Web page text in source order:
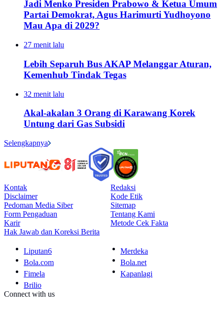
Jadi Menko Presiden Prabowo & Ketua Umum
Partai Demokrat, Agus Harimurti Yudhoyono
Mau Apa di 2029?
27 menit lalu
Lebih Separuh Bus AKAP Melanggar Aturan,
Kemenhub Tindak Tegas
32 menit lalu
Akal-akalan 3 Orang di Karawang Korek
Untung dari Gas Subsidi
Selengkapnya
Kontak
Redaksi
Disclaimer
Kode Etik
Pedoman Media Siber
Sitemap
Form Pengaduan
Tentang Kami
Karir
Metode Cek Fakta
Hak Jawab dan Koreksi Berita
Liputan6
Merdeka
Bola.com
Bola.net
Fimela
Kapanlagi
Brilio
Connect with us